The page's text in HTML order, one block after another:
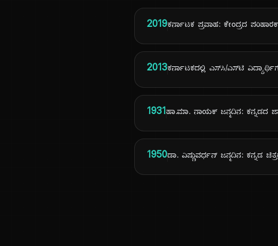
2019ಕರ್ನಾಟಕ ಪ್ರವಾಹ: ಕೇಂದ್ರದ
2013ಕರ್ನಾಟಕದಲ್ಲಿ ಎಸ್‌ಸಿ/ಎಸ್‌ಟಿ
1931ಹಾ.ಮಾ. ನಾಯಕ್ ಜನ್ಮದಿನ: ಕನ್ನಡದ
1950ಡಾ. ವಿಷ್ಣುವರ್ಧನ್ ಜನ್ಮದಿನ: ಕನ್ನಡ